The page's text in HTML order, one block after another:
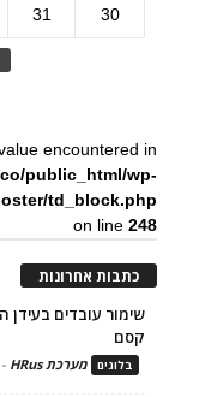
30
31
encountered in
public_html/wp-
td_block.php
on line248
כתבות אחרונות
קסם
בלוגים מערכת HRus -